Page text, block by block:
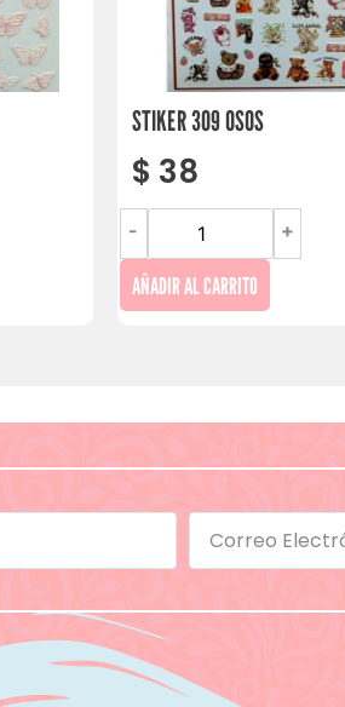
STIKER 309 OSOS
$ 38
- +
AÑADIR AL CARRITO